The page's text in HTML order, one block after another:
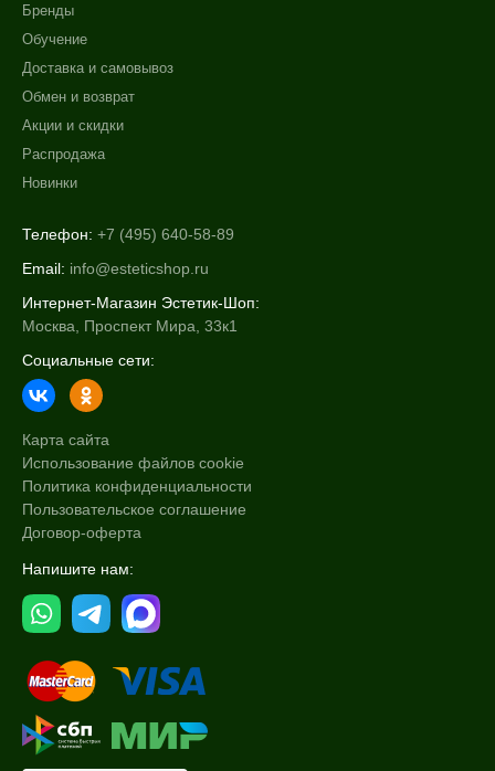
Бренды
Обучение
Доставка и самовывоз
Обмен и возврат
Акции и скидки
Распродажа
Новинки
Телефон: +7 (495) 640-58-89
Email: info@esteticshop.ru
Интернет-Магазин Эстетик-Шоп:
Москва, Проспект Мира, 33к1
Социальные сети:
Карта сайта
Использование файлов cookie
Политика конфиденциальности
Пользовательское соглашение
Договор-оферта
Напишите нам: